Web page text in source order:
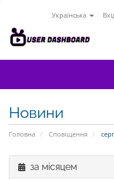
Українська
Новини
Головна Сповіщення
за місяцем